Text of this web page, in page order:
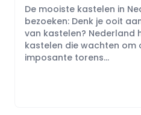
De mooiste kastelen in
bezoeken: Denk je ooit
van kastelen? Nederland
kastelen die wachten om
imposante torens...